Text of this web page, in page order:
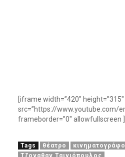
[iframe width=”420″ height=”315″
src=”https://www.youtube.com/
frameborder=”0″ allowfullscreen ]
Tags θέατρο